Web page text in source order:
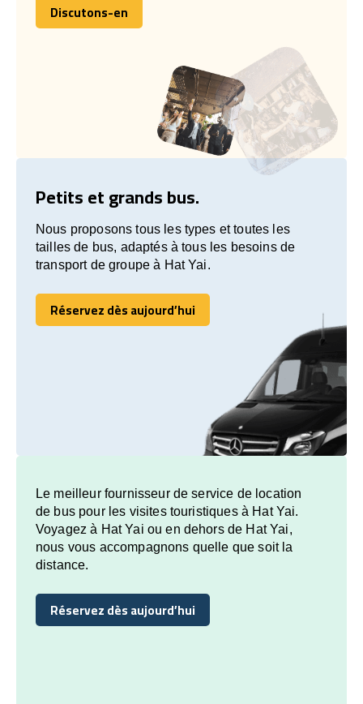
Discutons-en
Discutons-en
Petits et grands bus.
Nous proposons tous les types et toutes les
tailles de bus, adaptés à tous les besoins de
transport de groupe à Hat Yai.
Réservez dès aujourd’hui
Réservez dès aujourd’hui
Le meilleur fournisseur de service de location
de bus pour les visites touristiques à Hat Yai.
Voyagez à Hat Yai ou en dehors de Hat Yai,
nous vous accompagnons quelle que soit la
distance.
Réservez dès aujourd’hui
Réservez dès aujourd’hui